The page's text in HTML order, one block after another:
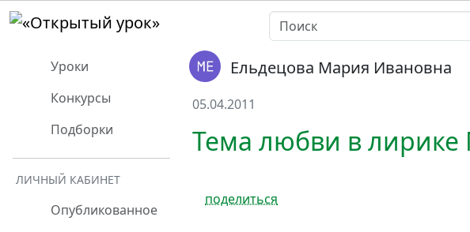
Уроки
Конкурсы
Подборки
ЛИЧНЫЙ КАБИНЕТ
Опубликованное
Ельдецова Мария Ивановна
05.04.2011
Тема любви в
поделиться